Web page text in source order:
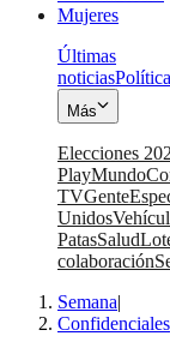
Mujeres
Últimas
noticiasPolítica
Más
Elecciones
PlayMundo
TVGente
Unidos
PatasSalud
colaboración
Semana|
Confidenciales